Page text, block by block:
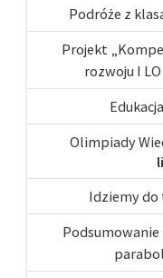
Podróże z
Projekt
rozwoju I
Olimpiady
Idziemy do
Podsumowanie